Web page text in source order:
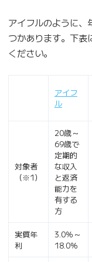
アイフルのように、
つかあります。下表
ください。
アイフ
ル
対象者
（※1）
20歳～
69歳で
定期的
な収入
と返済
能力を
有する
方
実質年
利
3.0％～
18.0％